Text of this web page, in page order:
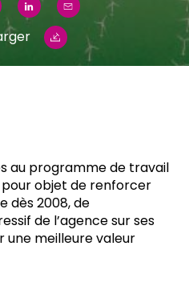
au programme de travail
pour objet de renforcer
dès 2008, de
de l’agence sur ses
une meilleure valeur